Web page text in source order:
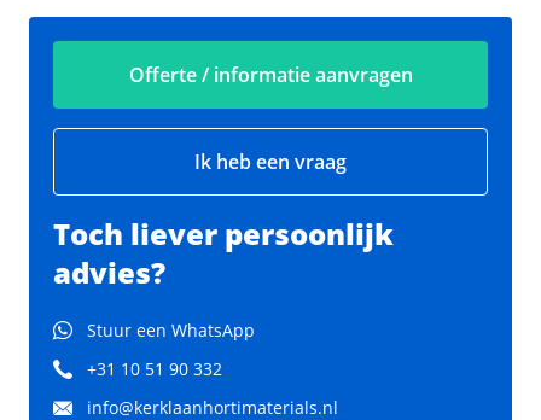
Offerte / informatie aanvragen
Ik heb een vraag
Toch liever persoonlijk
advies?
Stuur een WhatsApp
+31 10 51 90 332
info@kerklaanhortimaterials.nl